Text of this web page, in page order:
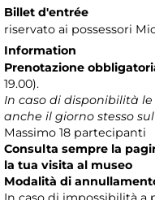
Billet d'entrée
riservato ai possessori
Information
Prenotazione
19.00).
In caso di disponibilità
anche il giorno stesso
Massimo 18 partecipanti
Consulta sempre la
la tua visita al museo
Modalità di